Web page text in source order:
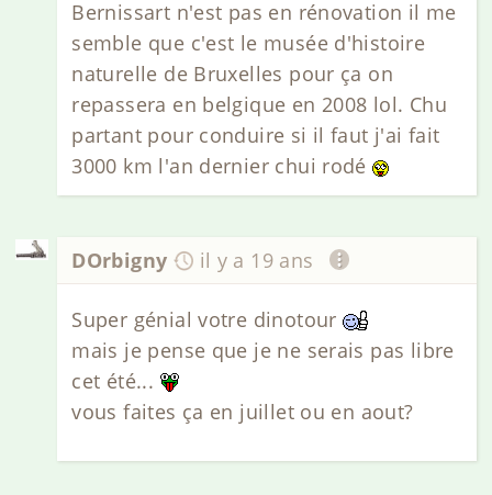
Bernissart n'est pas en rénovation il me
semble que c'est le musée d'histoire
naturelle de Bruxelles pour ça on
repassera en belgique en 2008 lol. Chu
partant pour conduire si il faut j'ai fait
3000 km l'an dernier chui rodé
DOrbigny il y a 19 ans
Super génial votre dinotour
mais je pense que je ne serais pas libre
cet été...
vous faites ça en juillet ou en aout?